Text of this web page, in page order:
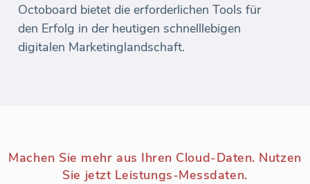
Octoboard bietet die erforderlichen Tools für
den Erfolg in der heutigen schnelllebigen
digitalen Marketinglandschaft.
Machen Sie mehr aus Ihren Cloud-Daten. Nutzen
Sie jetzt Leistungs-Messdaten.